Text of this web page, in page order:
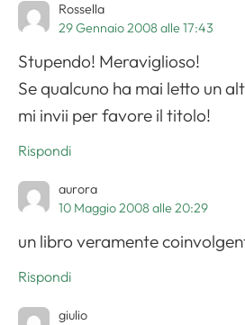
Rossella
29 Gennaio 2008 alle 17:43
Stupendo! Meraviglioso!
Se qualcuno ha mai letto un
mi invii per favore il titolo!
Rispondi
aurora
10 Maggio 2008 alle 20:29
un libro veramente
Rispondi
giulio